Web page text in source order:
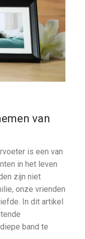
van
is een van
in het leven
zijn niet
onze vrienden
In dit artikel
band te